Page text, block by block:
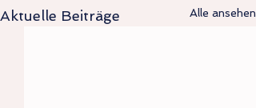
Aktuelle Beiträge Alle ansehen